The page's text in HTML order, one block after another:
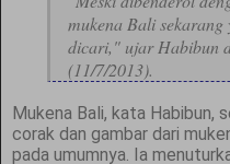
mukena Bali
dicari," ujar Habibun
(11/7/2013).
Mukena Bali, kata Habibun,
corak dan gambar dari
pada umumnya. Ia